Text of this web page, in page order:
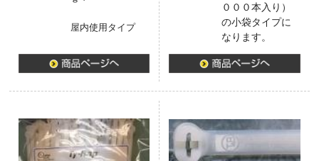
屋内使用タイプ
０００本入り）
の小袋タイプに
なります。